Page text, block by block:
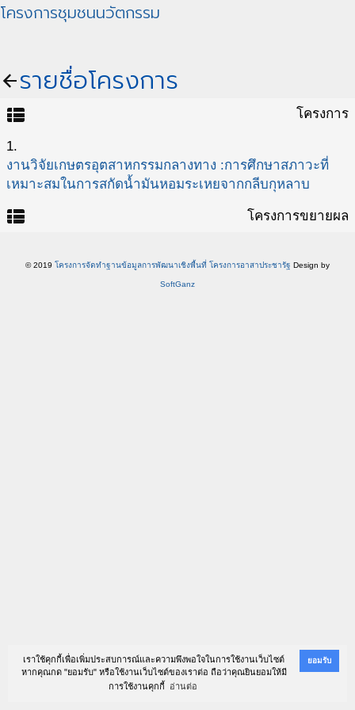
เราใช้คุกกี้เพื่อเพิ่มประสบการณ์และความพึงพอใจในการใช้งานเว็บไซต์
หากคุณกด "ยอมรับ" หรือใช้งานเว็บไซต์ของเราต่อ ถือว่าคุณยินยอมให้มี
การใช้งานคุกกี้
อ่านต่อ
ยอมรับ
โครงการชุมชนนวัตกรรม
arrow_backรายชื่อโครงการ
view_list โครงการ
1.
งานวิจัยเกษตรอุตสาหกรรมกลางทาง :การศึกษาสภาวะที่
เหมาะสมในการสกัดน้ำมันหอมระเหยจากกลีบกุหลาบ
view_list โครงการขยายผล
© 2019 โครงการจัดทำฐานข้อมูลการพัฒนาเชิงพื้นที่ โครงการอาสาประชารัฐ Design by
SoftGanz